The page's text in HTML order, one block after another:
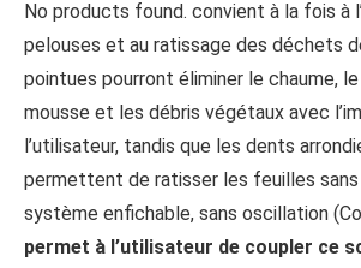
No products found. convient à la fois à
pelouses et au ratissage des déchets
pointues pourront éliminer le chaume,
mousse et les débris végétaux avec
l’utilisateur, tandis que les dents
permettent de ratisser les feuilles
système enfichable, sans oscillation
permet à l’utilisateur de coupler ce